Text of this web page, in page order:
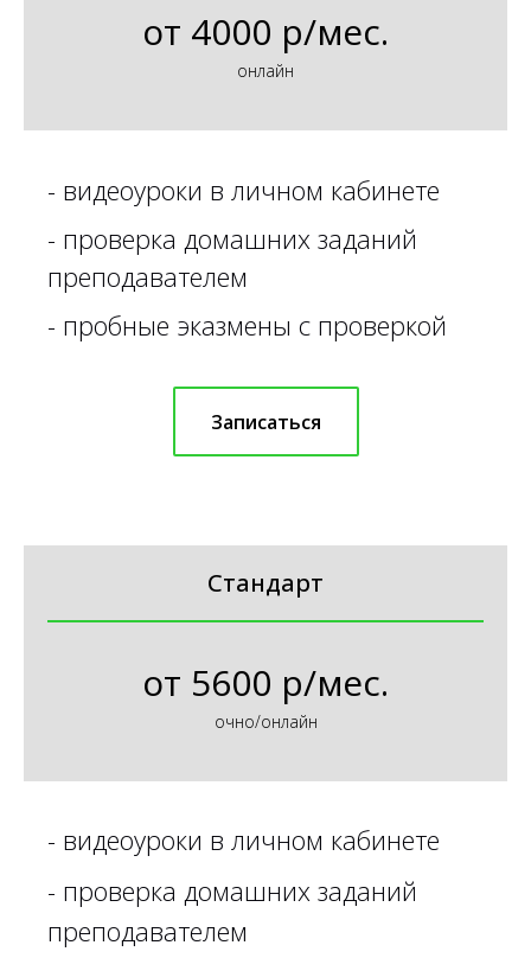
от 4000 р/мес.
онлайн
- видеоуроки в личном кабинете
- проверка домашних заданий
преподавателем
- пробные эказмены с проверкой
Записаться
Стандарт
от 5600 р/мес.
очно/онлайн
- видеоуроки в личном кабинете
- проверка домашних заданий
преподавателем